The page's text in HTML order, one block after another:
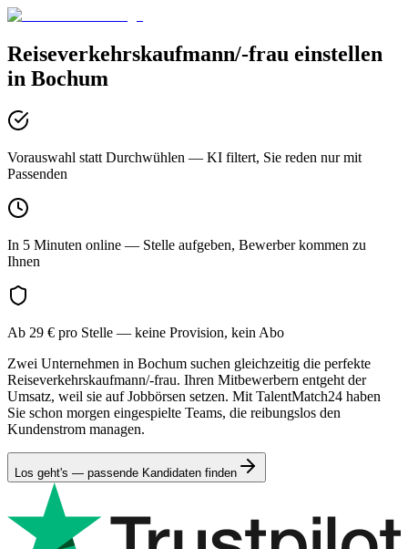
Reiseverkehrskaufmann/-frau einstellen
in Bochum
Vorauswahl statt Durchwühlen — KI filtert, Sie reden nur mit
Passenden
In 5 Minuten online — Stelle aufgeben, Bewerber kommen zu
Ihnen
Ab 29 € pro Stelle — keine Provision, kein Abo
Zwei Unternehmen in Bochum suchen gleichzeitig die perfekte
Reiseverkehrskaufmann/-frau. Ihren Mitbewerbern entgeht der
Umsatz, weil sie auf Jobbörsen setzen. Mit TalentMatch24 haben
Sie schon morgen eingespielte Teams, die reibungslos den
Kundenstrom managen.
Los geht's — passende Kandidaten finden